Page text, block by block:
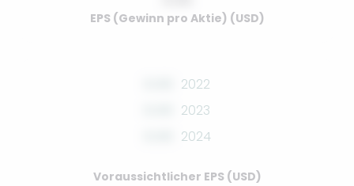
EPS (Gewinn pro Aktie) (USD)
2022
2023
2024
Voraussichtlicher EPS (USD)